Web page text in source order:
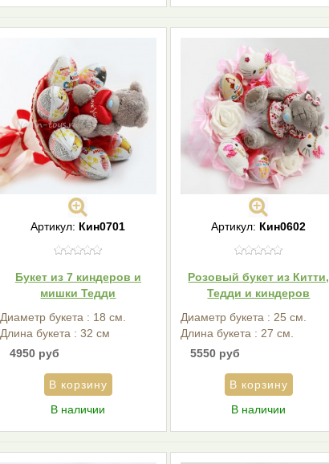
Артикул: Кин0701
Букет из 7 киндеров и
мишки Тедди
Диаметр букета : 18 см.
Длина букета : 32 см
4950 руб
В наличии
Артикул: Кин0602
Розовый букет из Китти,
Тедди и киндеров
Диаметр букета : 25 см.
Длина букета : 27 см.
5550 руб
В наличии